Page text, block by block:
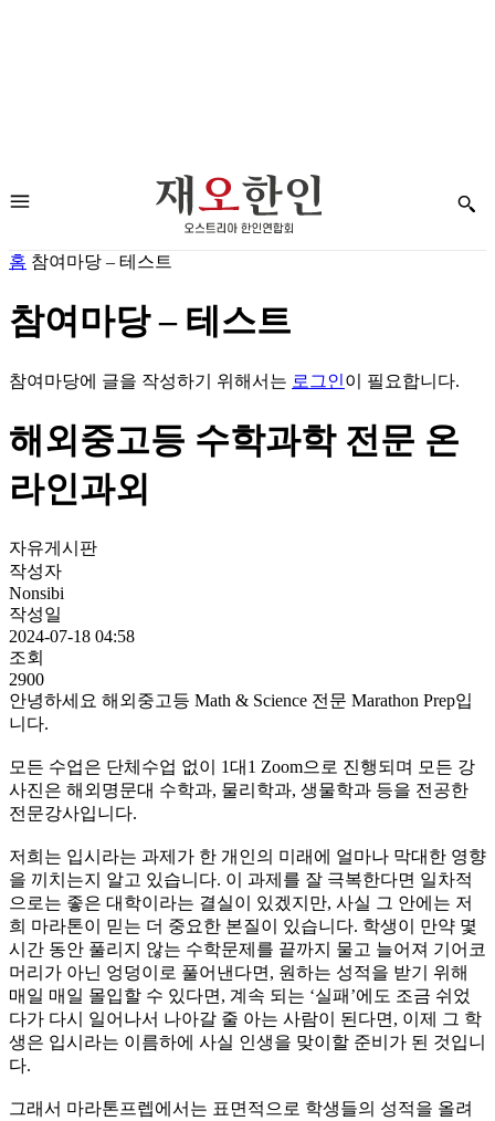
홈 참여마당 – 테스트
참여마당 – 테스트
참여마당에 글을 작성하기 위해서는 로그인이 필요합니다.
해외중고등 수학과학 전문 온
라인과외
자유게시판
작성자
Nonsibi
작성일
2024-07-18 04:58
조회
2900
안녕하세요 해외중고등 Math & Science 전문 Marathon Prep입
니다.
모든 수업은 단체수업 없이 1대1 Zoom으로 진행되며 모든 강
사진은 해외명문대 수학과, 물리학과, 생물학과 등을 전공한
전문강사입니다.
저희는 입시라는 과제가 한 개인의 미래에 얼마나 막대한 영향
을 끼치는지 알고 있습니다. 이 과제를 잘 극복한다면 일차적
으로는 좋은 대학이라는 결실이 있겠지만, 사실 그 안에는 저
희 마라톤이 믿는 더 중요한 본질이 있습니다. 학생이 만약 몇
시간 동안 풀리지 않는 수학문제를 끝까지 물고 늘어져 기어코
머리가 아닌 엉덩이로 풀어낸다면, 원하는 성적을 받기 위해
매일 매일 몰입할 수 있다면, 계속 되는 ‘실패’에도 조금 쉬었
다가 다시 일어나서 나아갈 줄 아는 사람이 된다면, 이제 그 학
생은 입시라는 이름하에 사실 인생을 맞이할 준비가 된 것입니
다.
그래서 마라톤프렙에서는 표면적으로 학생들의 성적을 올려